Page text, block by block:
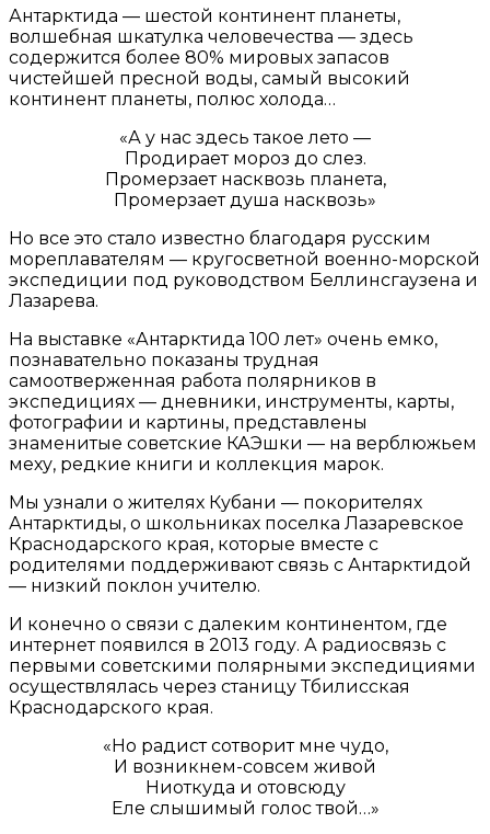
Антарктида — шестой континент планеты,
волшебная шкатулка человечества — здесь
содержится более 80% мировых запасов
чистейшей пресной воды, самый высокий
континент планеты, полюс холода…
«А у нас здесь такое лето —
Продирает мороз до слез.
Промерзает насквозь планета,
Промерзает душа насквозь»
Но все это стало известно благодаря русским
мореплавателям — кругосветной военно-морской
экспедиции под руководством Беллинсгаузена и
Лазарева.
На выставке «Антарктида 100 лет» очень емко,
познавательно показаны трудная
самоотверженная работа полярников в
экспедициях — дневники, инструменты, карты,
фотографии и картины, представлены
знаменитые советские КАЭшки — на верблюжьем
меху, редкие книги и коллекция марок.
Мы узнали о жителях Кубани — покорителях
Антарктиды, о школьниках поселка Лазаревское
Краснодарского края, которые вместе с
родителями поддерживают связь с Антарктидой
— низкий поклон учителю.
И конечно о связи с далеким континентом, где
интернет появился в 2013 году. А радиосвязь с
первыми советскими полярными экспедициями
осуществлялась через станицу Тбилисская
Краснодарского края.
«Но радист сотворит мне чудо,
И возникнем-совсем живой
Ниоткуда и отовсюду
Еле слышимый голос твой…»